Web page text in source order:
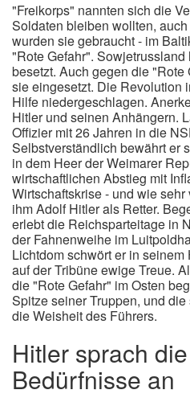
"Freikorps" nannten sich die
Soldaten bleiben wollten,
wurden sie gebraucht - im
"Rote Gefahr".
besetzt. Auch gegen die
sie eingesetzt. Die Revolution
Hilfe niedergeschlagen.
Hitler und seinen Anhängern.
Offizier mit 26 Jahren in die
Selbstverständlich bewährt er
in dem Heer der Weimarer
wirtschaftlichen Abstieg mit
Wirtschaftskrise - und wie
ihm Adolf Hitler als Retter.
erlebt die Reichsparteitage in
der Fahnenweihe im
Lichtdom schwört er in
auf der Tribüne ewige Treue.
die "Rote Gefahr" im Osten
Spitze seiner Truppen, und
die Weisheit des Führers.
Hitler sprach
Bedürfnisse an